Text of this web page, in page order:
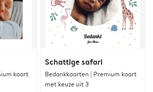
kaart
Schattige safari
Bedankkaarten | Premium kaart
met keuze uit 3